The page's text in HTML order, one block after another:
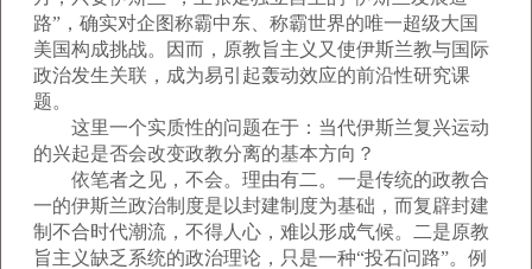
路”，确实对企图称霸中东、称霸世界的唯一超级大国
美国构成挑战。因而，原教旨主义又使伊斯兰教与国际
政治发生关联，成为易引起轰动效应的前沿性研究课
题。
这里一个实质性的问题在于：当代伊斯兰复兴运动
的兴起是否会改变政教分离的基本方向？
依笔者之见，不会。理由有二。一是传统的政教合
一的伊斯兰政治制度是以封建制度为基础，而复辟封建
制不合时代潮流，不得人心，难以形成气候。二是原教
旨主义缺乏系统的政治理论，只是一种“投石问路”。例